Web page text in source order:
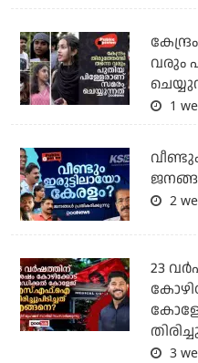
വരും
1
2
23
3